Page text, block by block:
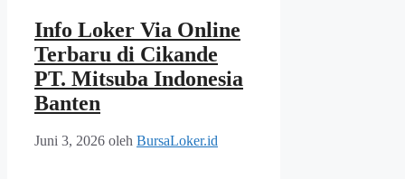
Info Loker Via Online
Terbaru di Cikande
PT. Mitsuba Indonesia
Banten
Juni 3, 2026 oleh BursaLoker.id